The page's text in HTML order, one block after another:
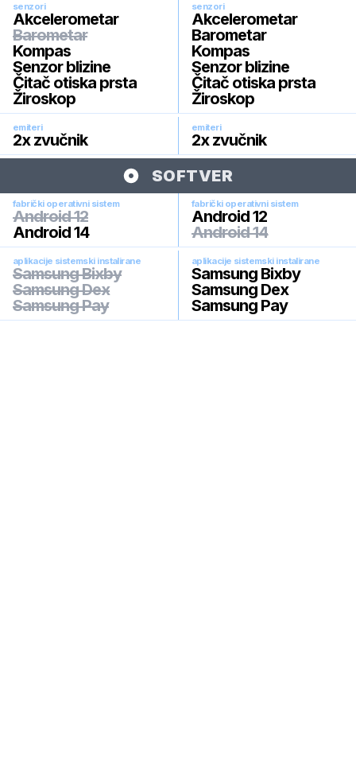
senzori
Akcelerometar
Barometar
Kompas
Senzor blizine
Čitač otiska prsta
Žiroskop
senzori
Akcelerometar
Barometar
Kompas
Senzor blizine
Čitač otiska prsta
Žiroskop
emiteri
2x zvučnik
emiteri
2x zvučnik
SOFTVER
fabrički operativni sistem
Android 12
Android 14
fabrički operativni sistem
Android 12
Android 14
aplikacije sistemski instalirane
Samsung Bixby
Samsung Dex
Samsung Pay
aplikacije sistemski instalirane
Samsung Bixby
Samsung Dex
Samsung Pay